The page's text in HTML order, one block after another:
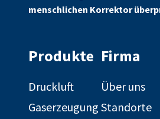
menschlichen Korrektor
Produkte
Druckluft
Gaserzeugung
Firma
Über uns
Standorte